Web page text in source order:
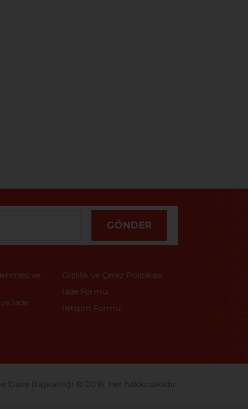
GÖNDER
ve
İade
Gizlilik ve Çerez Politikası
İade Formu
İletişim Formu
Başkanlığı © 2018. Her hakkı saklıdır.